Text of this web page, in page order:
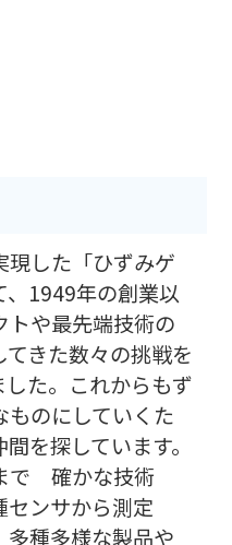
現した「ひずみゲ
、1949年の創業以
トや最先端技術の
きた数々の挑戦を
た。これからもず
ものにしていくた
を探しています。
で 確かな技術
センサから測定
種多様な製品や